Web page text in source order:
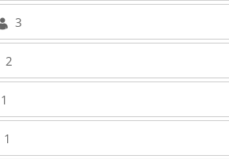
3
2
1
1